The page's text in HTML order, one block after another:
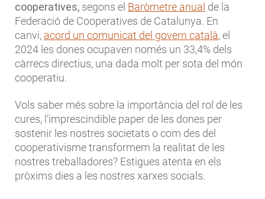
cooperatives, segons el Baròmetre anual de la
Federació de Cooperatives de Catalunya. En
canvi, acord un comunicat del govern català, el
2024 les dones ocupaven només un 33,4% dels
càrrecs directius, una dada molt per sota del món
cooperatiu.
Vols saber més sobre la importància del rol de les
cures, l’imprescindible paper de les dones per
sostenir les nostres societats o com des del
cooperativisme transformem la realitat de les
nostres treballadores? Estigues atenta en els
pròxims dies a les nostres xarxes socials.